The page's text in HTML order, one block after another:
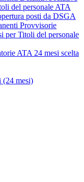
del personale ATA
posti da DSGA
Provvisorie
per Titoli del personale
ATA 24 mesi scelta
(24 mesi)